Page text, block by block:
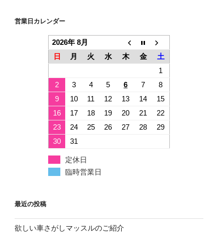
ン
営業日カレンダー
2026年 8月
日
月 火 水 木 金
土
1
2
3 4 5 6 7
8
9
10 11 12 13 14
15
16
17 18 19 20 21
22
23
24 25 26 27 28
29
30
31
定休日
臨時営業日
最近の投稿
欲しい車さがしマッスルのご紹介